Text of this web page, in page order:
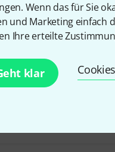
Wenn das für Sie
und Marketing einfach
Ihre erteilte
klar